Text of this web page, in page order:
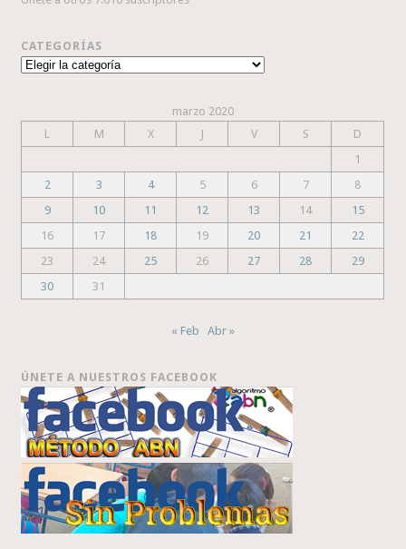
CATEGORÍAS
Categorías
marzo 2020
L
M X J V S
D
1
2
3 4 5 6 7
8
9
10 11 12 13 14
15
16
17 18 19 20 21
22
23
24 25 26 27 28
29
30
31
« Feb Abr »
ÚNETE A NUESTROS FACEBOOK